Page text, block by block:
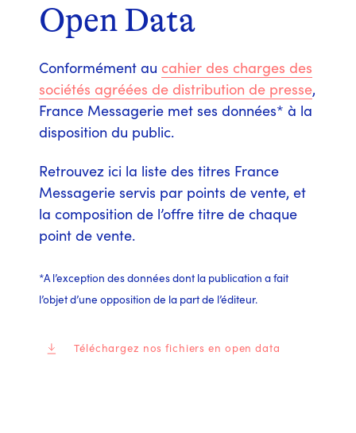
Open Data
Conformément aucahier des charges des
sociétés agréées de distribution de presse,
France Messagerie met ses données* à la
disposition du public.
Retrouvez ici la liste des titres France
Messagerie servis par points de vente, et
la composition de l’offre titre de chaque
point de vente.
*A l’exception des données dont la publication a fait
l’objet d’une opposition de la part de l’éditeur.
Téléchargez nos fichiers en open data